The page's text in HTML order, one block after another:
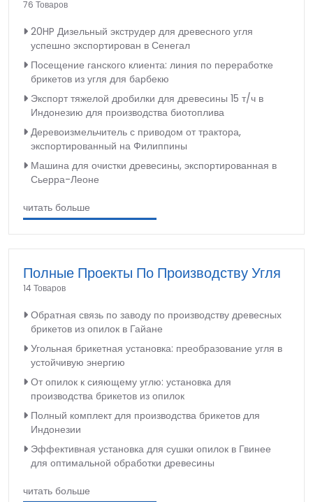
76 Товаров
20HP Дизельный экструдер для древесного угля
успешно экспортирован в Сенегал
Посещение ганского клиента: линия по переработке
брикетов из угля для барбекю
Экспорт тяжелой дробилки для древесины 15 т/ч в
Индонезию для производства биотоплива
Деревоизмельчитель с приводом от трактора,
экспортированный на Филиппины
Машина для очистки древесины, экспортированная в
Сьерра-Леоне
читать больше
Полные Проекты По Производству Угля
14 Товаров
Обратная связь по заводу по производству древесных
брикетов из опилок в Гайане
Угольная брикетная установка: преобразование угля в
устойчивую энергию
От опилок к сияющему углю: установка для
производства брикетов из опилок
Полный комплект для производства брикетов для
Индонезии
Эффективная установка для сушки опилок в Гвинее
для оптимальной обработки древесины
читать больше